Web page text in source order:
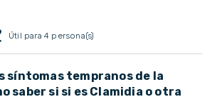
Útil para 4 persona(s)
síntomas tempranos de la
saber si si es Clamidia o otra